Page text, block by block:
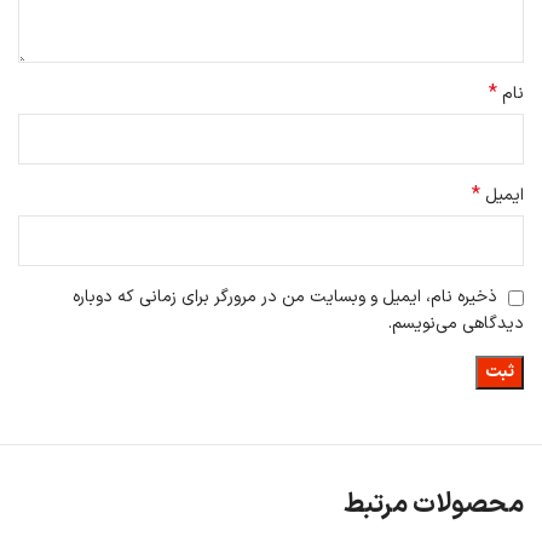
نام*
ایمیل *
ذخیره نام، ایمیل و وبسایت من در مرورگر برای زمانی که دوباره
دیدگاهی می‌نویسم.
محصولات مرتبط